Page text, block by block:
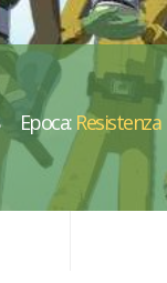
Epoca: Resistenza